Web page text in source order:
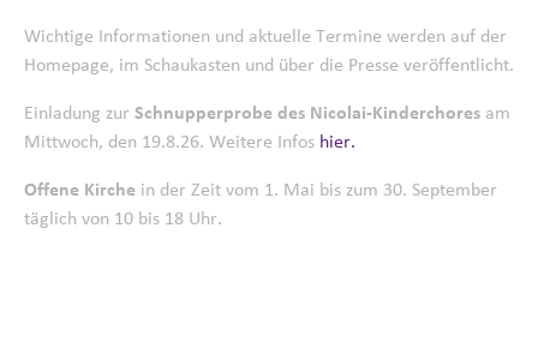
Wichtige Informationen und aktuelle Termine werden auf der
Homepage, im Schaukasten und über die Presse veröffentlicht.
Einladung zur Schnupperprobe des Nicolai-Kinderchores am
Mittwoch, den 19.8.26. Weitere Infos hier.
Offene Kirche in der Zeit vom 1. Mai bis zum 30. September
täglich von 10 bis 18 Uhr.